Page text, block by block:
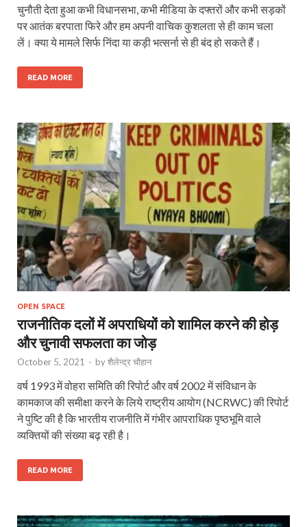
चुनौती देता हुआ कभी विधानसभा, कभी मीडिया के दफ्तरों और कभी सड़कों
पर आतंक बरपाता फिरे और हम अपनी वाचिक कुशलता से ही काम चला
लें। क्या ये मामले सिर्फ निंदा या कड़ी भत्सर्ना से ही बंद हो सकते हैं।
READ MORE
OPEN SPACE
राजनीतिक दलों में अपराधियों को शामिल करने की होड़
और चुनावी सफलता का जोड़
October 5, 2021 - byशैलेन्द्र चौहान
वर्ष 1993 में वोहरा समिति की रिपोर्ट और वर्ष 2002 में संविधान के
कामकाज की समीक्षा करने के लिये राष्ट्रीय आयोग (NCRWC) की रिपोर्ट
ने पुष्टि की है कि भारतीय राजनीति में गंभीर आपराधिक पृष्ठभूमि वाले
व्यक्तियों की संख्या बढ़ रही है।
READ MORE